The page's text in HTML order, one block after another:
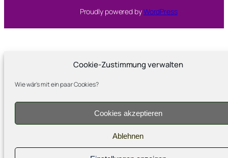
Cookie-Zustimmung verwalten
Wie wär's mit ein paar Cookies?
Cookies akzeptieren
Ablehnen
Proudly powered byWordPress